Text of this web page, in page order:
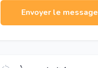
Envoyer le message